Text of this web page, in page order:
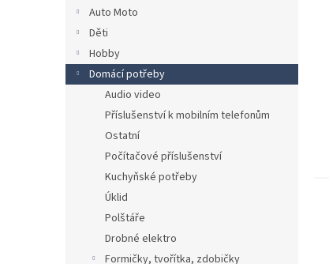
Auto Moto
Děti
Hobby
Domácí potřeby
Audio video
Příslušenství k mobilním telefonům
Ostatní
Počítačové příslušenství
Kuchyňské potřeby
Úklid
Polštáře
Drobné elektro
Formičky, tvořítka, zdobičky